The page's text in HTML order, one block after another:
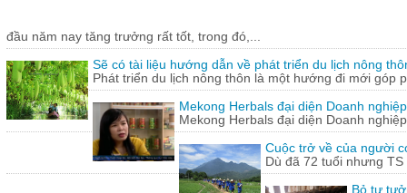
đầu năm nay tăng trưởng rất tốt, trong đó,...
Sẽ có tài liệu hướng dẫn về phát triển du lịch nông
Phát triển du lịch nông thôn là một hướng đi mới góp
Mekong Herbals đại diện Doanh
Mekong Herbals đại diện Doanh
Cuộc trở về của người
Dù đã 72 tuổi nhưng
Bỏ tư